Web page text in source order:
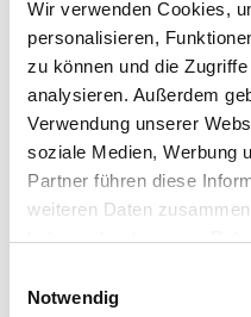
Wir verwenden Cookies,
personalisieren,
zu können und die
analysieren. Außerdem
Verwendung unserer
soziale Medien, Werbung
Partner führen diese
weiteren Daten
haben oder die sie im
unserer
Notwendig
23.06.2022
NCP